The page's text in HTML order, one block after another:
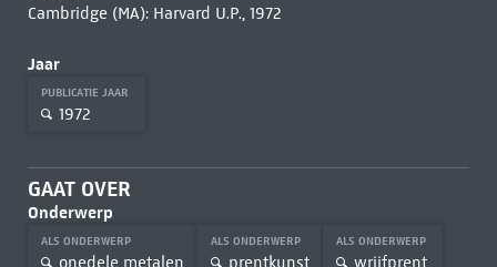
Cambridge (MA): Harvard U.P., 1972
Jaar
PUBLICATIE JAAR
1972
GAAT OVER
Onderwerp
ALS ONDERWERP
onedele metalen
ALS ONDERWERP
prentkunst
ALS ONDERWERP
wrijfprent